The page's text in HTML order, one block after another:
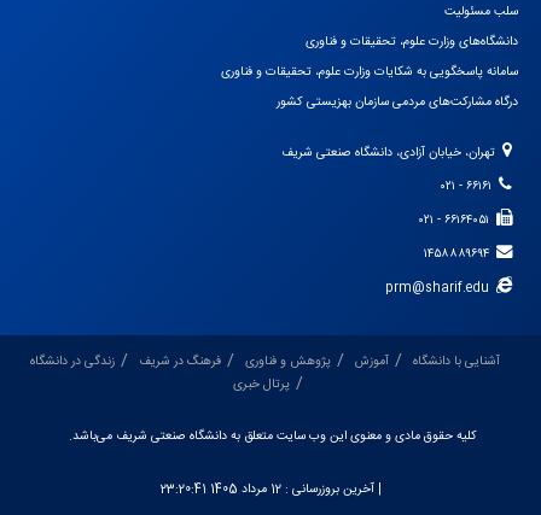
سلب مسئولیت
دانشگاه‌های وزارت علوم، تحقیقات و فناوری
سامانه پاسخگویی به شکایات وزارت علوم، تحقیقات و فناوری
درگاه مشارکت‌های مردمی سازمان بهزیستی کشور
تهران، خیابان آزادی، دانشگاه صنعتی شریف
آشنایی با دانشگاه آموزش پژوهش و فناوری فرهنگ در شریف
زندگی در دانشگاه
پرتال خبری
کلیه حقوق مادی و معنوی این وب سایت متعلق به دانشگاه صنعتی شریف می‌باشد.
| آخرین بروزرسانی :12 مرداد 1405 23:20:41